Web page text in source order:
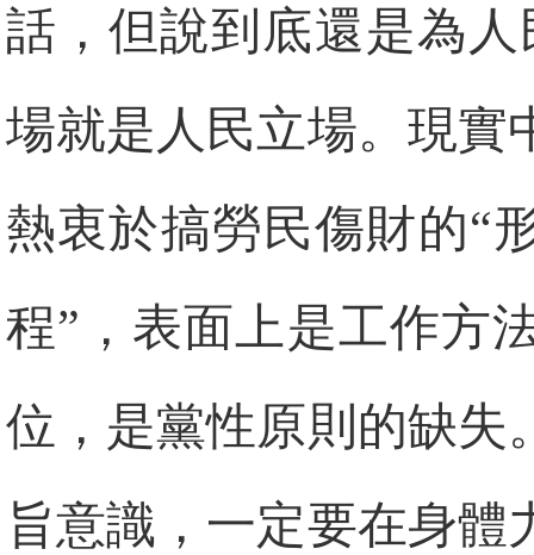
話，但說到底還是為
場就是人民立場。現實
熱衷於搞勞民傷財的“
程”，表面上是工作方
位，是黨性原則的缺失
旨意識，一定要在身體